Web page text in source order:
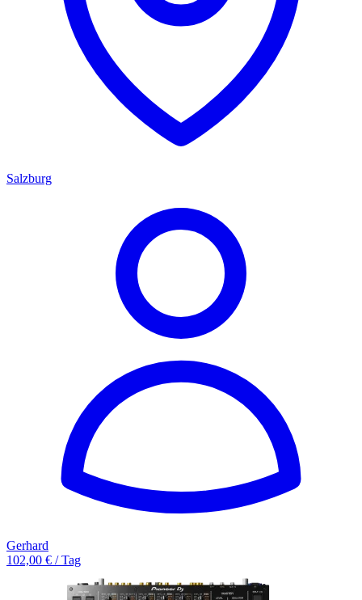
Salzburg
Gerhard
102,00 € / Tag